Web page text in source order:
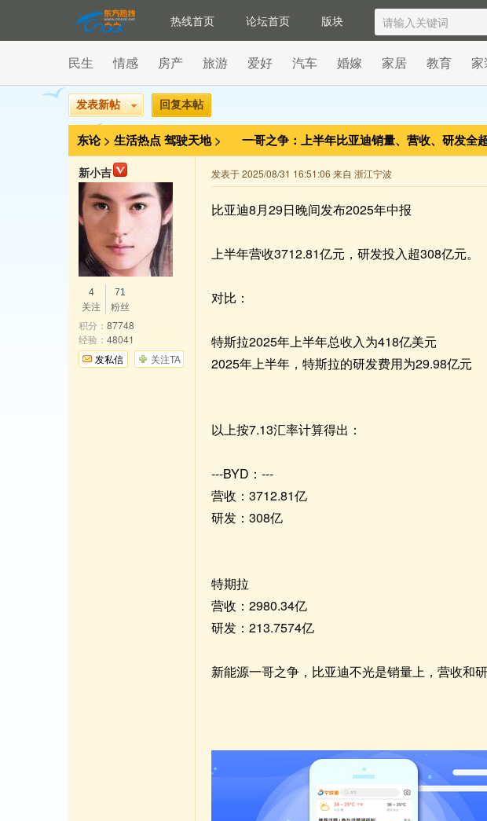
热线首页 论坛首页 版块
民生 情感 房产 旅游 爱好 汽车 婚嫁 家居 教育 家
发表新帖 回复本帖
东论 > 生活热点驾驶天地 > 一哥之争：上半年比亚迪销量、营收、研发全
发表于 2025/08/31 16:51:06 来自 浙江宁波
比亚迪8月29日晚间发布2025年中报
上半年营收3712.81亿元，研发投入超308亿元。
对比：
特斯拉2025年上半年总收入为418亿美元
2025年上半年，特斯拉的研发费用为29.98亿元
以上按7.13汇率计算得出：
---BYD：---
营收：3712.81亿
研发：308亿
特期拉
营收：2980.34亿
研发：213.7574亿
新能源一哥之争，比亚迪不光是销量上，营收和
新小吉
4
关注
71
粉丝
积分： 87748
经验： 48041
发私信
关注TA